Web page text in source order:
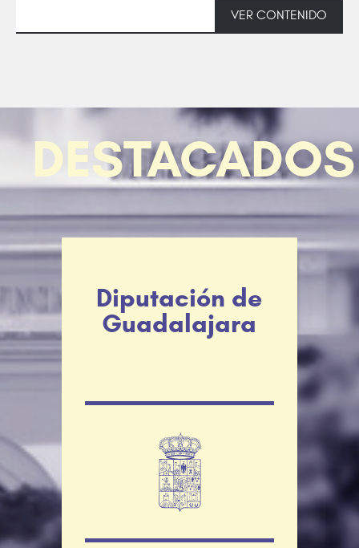
VER CONTENIDO
DESTACADOS
Diputación de
Guadalajara